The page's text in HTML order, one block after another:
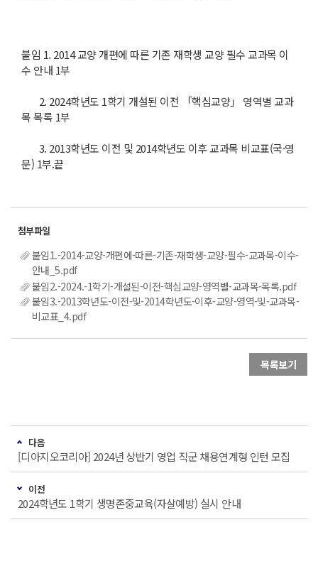
붙임 1. 2014 교양 개편에 따른 기존 재학생 교양 필수 교과목 이
수 안내 1부
2. 2024학년도 1학기 개설된 이전 「핵심교양」 영역별 교과
목 목록 1부
3. 2013학년도 이전 및 2014학년도 이후 교과목 비교표(국·영
문) 1부.끝
붙임1.-2014-교양-개편에-따른-기존-재학생-교양-필수-교과목-이수-
안내_5.pdf
붙임2.-2024.-1학기-개설된-이전-핵심교양-영역별-교과목-목록.pdf
붙임3.-2013학년도-이전-및-2014학년도-이후-교양-영역-및-교과목-
비교표_4.pdf
목록보기
다음
[디아지오코리아] 2024년 상반기 영업 직군 채용연계형 인턴 모집
이전
2024학년도 1학기 생명존중교육(자살예방) 실시 안내